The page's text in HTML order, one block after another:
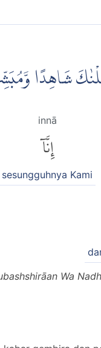
شَاهِدًا
innā
إِنَّآ
sesungguhnya Kami
Wa